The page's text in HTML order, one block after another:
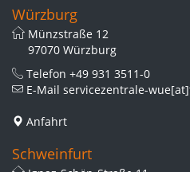
Würzburg
Münzstraße 12
97070 Würzburg
Telefon +49 931 3511-0
E-Mail servicezentrale-
Anfahrt
Schweinfurt